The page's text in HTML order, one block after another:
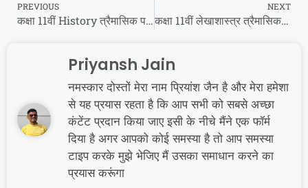
PREVIOUS
कक्षा 11वीं History त्रैमासिक परीक्षा पेपर 2023 | class 11th इतिहास trimasik paper 2023 solution
NEXT
कक्षा 11वीं लेखाशास्त्र त्रैमासिक परीक्षा पेपर 2023 | class 11th लेखाशास्त्र trimasik paper 2023 solution
Priyansh Jain
नमस्कार दोस्तों मेरा नाम प्रियांश जैन है और मेरा हमेशा
से यह प्रयास रहता है कि आप सभी को सबसे अच्छा
कंटेंट प्रदान किया जाए इसी के नीचे मैंने एक फॉर्म
दिया है अगर आपको कोई समस्या है तो आप समस्या
टाइप करके मुझे भेजिए मैं उसका समाधान करने का
प्रयास करूंगा